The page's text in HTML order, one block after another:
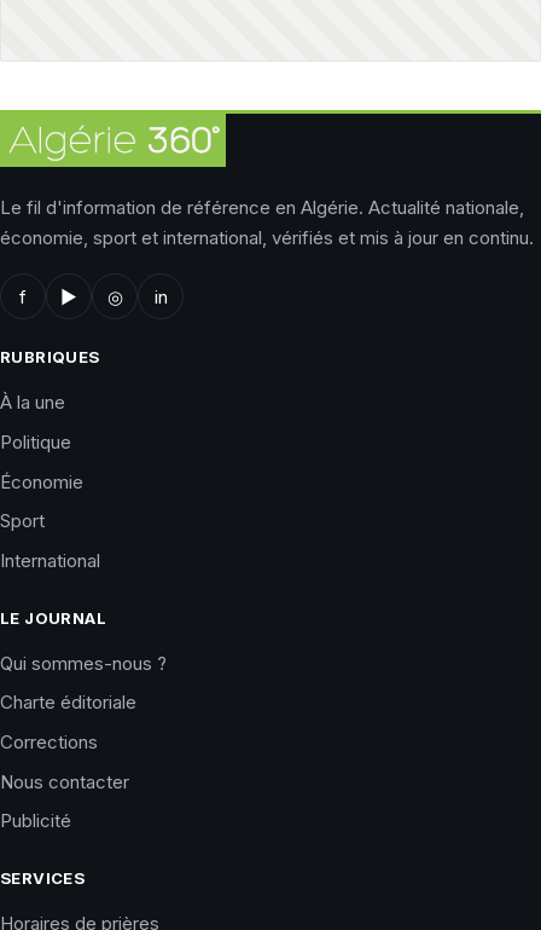
Le fil d'information de référence en Algérie. Actualité nationale,
économie, sport et international, vérifiés et mis à jour en continu.
f ▶ ◎ in
RUBRIQUES
À la une
Politique
Économie
Sport
International
LE JOURNAL
Qui sommes-nous ?
Charte éditoriale
Corrections
Nous contacter
Publicité
SERVICES
Horaires de prières